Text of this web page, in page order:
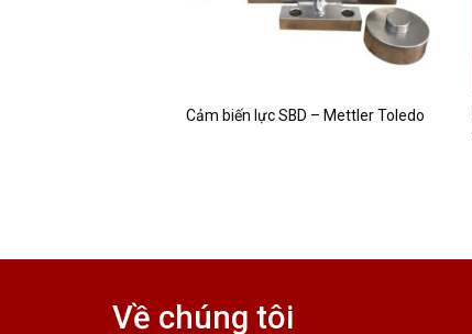
Cảm biến lực SBD – Mettler Toledo
Về chúng tôi